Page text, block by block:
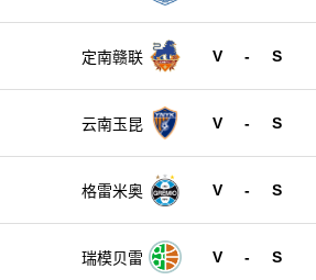
定南赣联 V - S
云南玉昆 V - S
格雷米奥 V - S
瑞模贝雷 V - S